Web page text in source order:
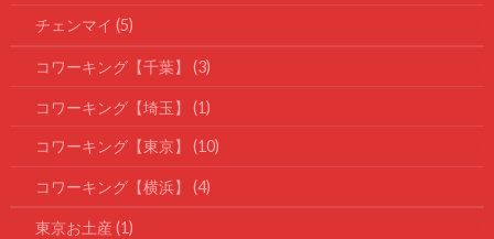
チェンマイ (5)
コワーキング【千葉】 (3)
コワーキング【埼玉】 (1)
コワーキング【東京】 (10)
コワーキング【横浜】 (4)
東京お土産 (1)